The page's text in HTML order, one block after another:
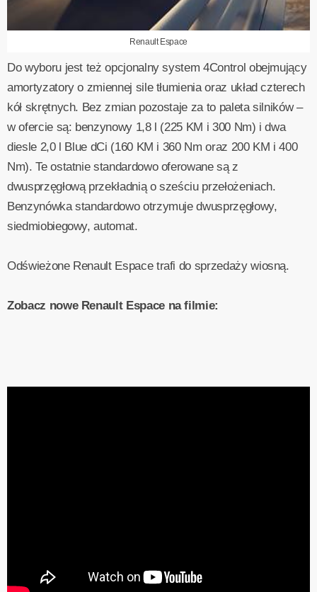
Renault Espace
Do wyboru jest też opcjonalny system 4Control obejmujący
amortyzatory o zmiennej sile tłumienia oraz układ czterech
kół skrętnych. Bez zmian pozostaje za to paleta silników –
w ofercie są: benzynowy 1,8 l (225 KM i 300 Nm) i dwa
diesle 2,0 l Blue dCi (160 KM i 360 Nm oraz 200 KM i 400
Nm). Te ostatnie standardowo oferowane są z
dwusprzęgłową przekładnią o sześciu przełożeniach.
Benzynówka standardowo otrzymuje dwusprzęgłowy,
siedmiobiegowy, automat.
Odświeżone Renault Espace trafi do sprzedaży wiosną.
Zobacz nowe Renault Espace na filmie: